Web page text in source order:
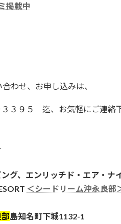
掲載中
合わせ、お申し込みは、
３９５ 迄、お気軽にご連絡
グ、エンリッチド・エア・ ナ
＜シードリーム沖永良部
島知名町下城1132-1